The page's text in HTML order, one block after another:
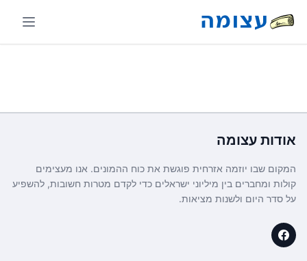
אודות עצומה
המקום שבו יוזמה אזרחית פוגשת את כוח ההמונים. אנו מעצימים
קולות ומחברים בין מיליוני ישראלים כדי לקדם מטרות חשובות, להשפיע
על סדר היום ולשנות מציאות.